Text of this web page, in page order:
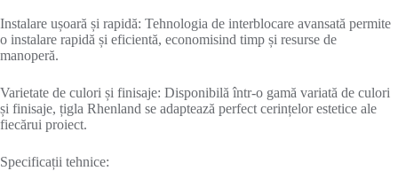
Instalare ușoară și rapidă: Tehnologia de interblocare avansată permite
o instalare rapidă și eficientă, economisind timp și resurse de
manoperă.
Varietate de culori și finisaje: Disponibilă într-o gamă variată de culori
și finisaje, țigla Rhenland se adaptează perfect cerințelor estetice ale
fiecărui proiect.
Specificații tehnice: